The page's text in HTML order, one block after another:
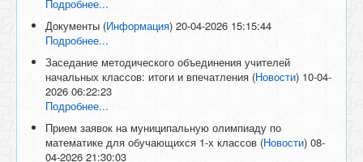
Подробнее...
Документы (Информация) 20-04-2026 15:15:44
Подробнее...
Заседание методического объединения учителей
начальных классов: итоги и впечатления (Новости) 10-04-
2026 06:22:23
Подробнее...
Прием заявок на муниципальную олимпиаду по
математике для обучающихся 1-х классов (Новости) 08-
04-2026 21:30:03